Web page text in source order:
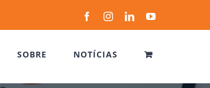
FacebookInstagramLinkedInYouTube
SOBRE NOTÍCIAS